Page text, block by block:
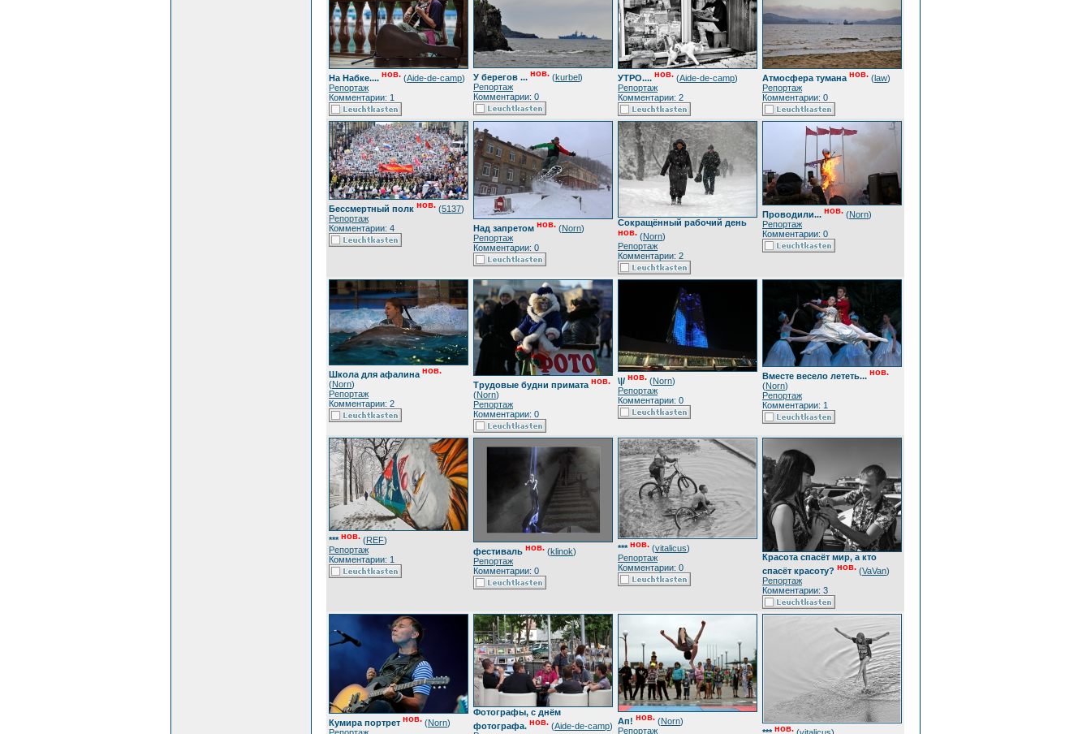
На Набке.... нов. (Aide-de-camp)
Репортаж
Комментарии: 1
У берегов ... нов. (kurbel)
Репортаж
Комментарии: 0
УТРО.... нов. (Aide-de-camp)
Репортаж
Комментарии: 2
Атмосфера тумана нов. (law)
Репортаж
Комментарии: 0
Бессмертный полк нов. (5137)
Репортаж
Комментарии: 4
Над запретом нов. (Norn)
Репортаж
Комментарии: 0
Сокращённый рабочий день
нов. (Norn)
Репортаж
Комментарии: 2
Проводили... нов. (Norn)
Репортаж
Комментарии: 0
Школа для афалина нов.
(Norn)
Репортаж
Комментарии: 2
Трудовые будни примата нов.
(Norn)
Репортаж
Комментарии: 0
\|/ нов. (Norn)
Репортаж
Комментарии: 0
Вместе весело лететь... нов.
(Norn)
Репортаж
Комментарии: 1
*** нов. (REF)
Репортаж
Комментарии: 1
фестиваль нов. (klinok)
Репортаж
Комментарии: 0
*** нов. (vitalicus)
Репортаж
Комментарии: 0
Красота спасёт мир, а кто
спасёт красоту? нов. (VaVan)
Репортаж
Комментарии: 3
Кумира портрет нов. (Norn)
Фотографы, с днём
фотографа. нов. (Aide-de-camp) Ап! нов. (Norn)
Репортаж
нов.